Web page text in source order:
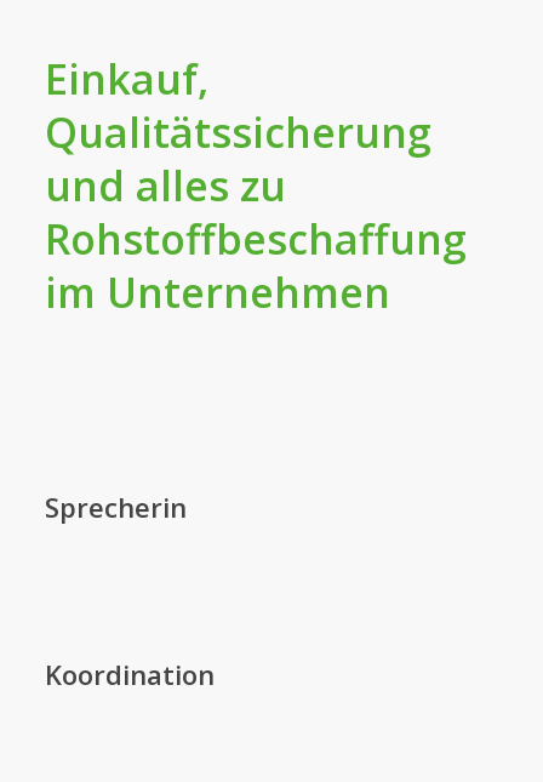
Einkauf,
Qualitätssicherung
und alles zu
Rohstoffbeschaffung
im Unternehmen
Sprecherin
Koordination